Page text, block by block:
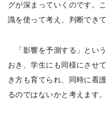
グが深まっていくのです。
識を使って考え、判断でき
「影響を予測する」とい
おき、学生にも同様にさせ
き方も育てられ、同時に看
るのではないかと考えます。